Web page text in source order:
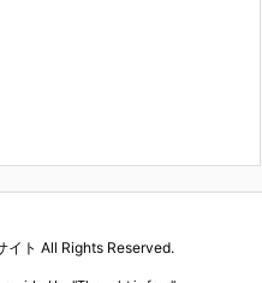
イト All Rights Reserved.